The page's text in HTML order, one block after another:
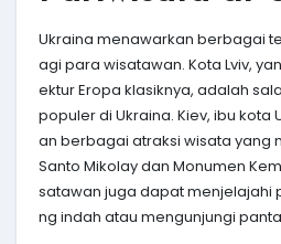
Ukraina menawarkan berbagai
agi para wisatawan. Kota Lviv,
ektur Eropa klasiknya, adalah
populer di Ukraina. Kiev, ibu kota
an berbagai atraksi wisata yang
Santo Mikolay dan Monumen
satawan juga dapat menjelajahi
ng indah atau mengunjungi